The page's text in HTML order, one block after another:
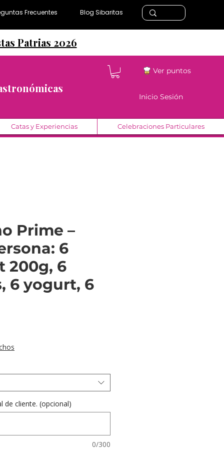
Frecuentes Blog Sibaritas
Patrias 2026
Ver puntos
Inicio Sesión
Catas y Experiencias Celebraciones Particulares
Prime –
6
200g, 6
6 yogurt, 6
de cliente. (opcional)
0/300